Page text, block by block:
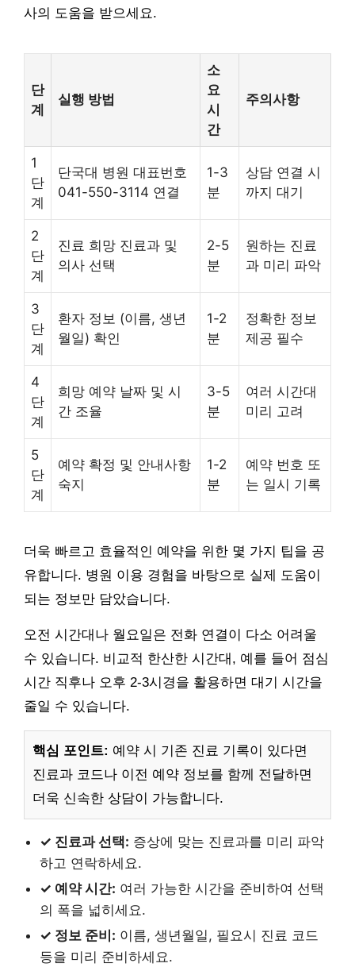
사의 도움을 받으세요.
단
계
실행 방법
소
요
시
간
주의사항
1
단
계
단국대 병원 대표번호
041-550-3114 연결
1-3
분
상담 연결 시
까지 대기
2
단
계
진료 희망 진료과 및
의사 선택
2-5
분
원하는 진료
과 미리 파악
3
단
계
환자 정보 (이름, 생년
월일) 확인
1-2
분
정확한 정보
제공 필수
4
단
계
희망 예약 날짜 및 시
간 조율
3-5
분
여러 시간대
미리 고려
5
단
계
예약 확정 및 안내사항
숙지
1-2
분
예약 번호 또
는 일시 기록
더욱 빠르고 효율적인 예약을 위한 몇 가지 팁을 공
유합니다. 병원 이용 경험을 바탕으로 실제 도움이
되는 정보만 담았습니다.
오전 시간대나 월요일은 전화 연결이 다소 어려울
수 있습니다. 비교적 한산한 시간대, 예를 들어 점심
시간 직후나 오후 2-3시경을 활용하면 대기 시간을
줄일 수 있습니다.
핵심 포인트: 예약 시 기존 진료 기록이 있다면
진료과 코드나 이전 예약 정보를 함께 전달하면
더욱 신속한 상담이 가능합니다.
✓ 진료과 선택: 증상에 맞는 진료과를 미리 파악
하고 연락하세요.
✓ 예약 시간: 여러 가능한 시간을 준비하여 선택
의 폭을 넓히세요.
✓ 정보 준비: 이름, 생년월일, 필요시 진료 코드
등을 미리 준비하세요.